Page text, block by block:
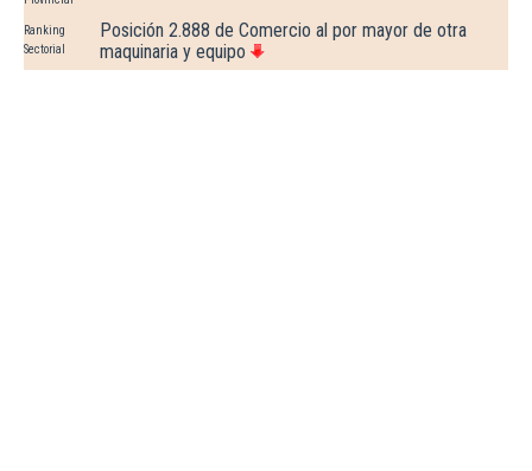
Ranking
Sectorial
Posición 2.888 de Comercio al por mayor de otra
maquinaria y equipo